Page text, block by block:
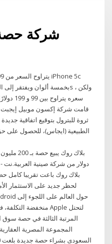
شركة
سعره
قامت شركة إكسون موبيل إيجبت
ثروة للبترول بتوقيع اتفاقية
دولار من شركة صينية
بلاك روك باعت تقريبا كامل
لحظر جديد على الاستثمار
المرتبة الثالثة في حصة سوق
المجموعة المصرية